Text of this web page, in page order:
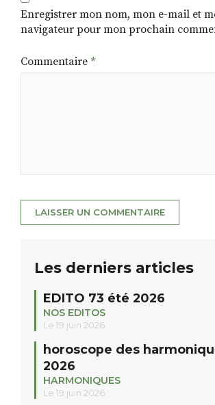
Enregistrer mon nom, mon e-mail et
navigateur pour mon prochain
Commentaire *
Les derniers articles
EDITO 73 été 2026
NOS EDITOS
Le 19 juin 2026
horoscope des
2026
HARMONIQUES
Le 19 juin 2026